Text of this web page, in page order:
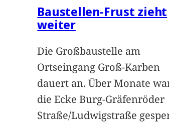
Baustellen-Frust zieht
weiter
Die Großbaustelle am
Ortseingang Groß-Karben
dauert an. Über Monate
die Ecke Burg-Gräfenröder
Straße/Ludwigstraße